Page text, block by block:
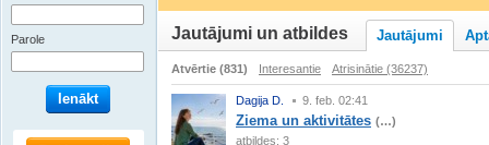
Jautājumi un atbildes Jautājumi
Atvērtie (831) Interesantie Atrisinātie (36237)
Dagija D. 9. feb. 02:41
Ziema un aktivitātes (…)
atbildes: 3
Parole
Ienākt